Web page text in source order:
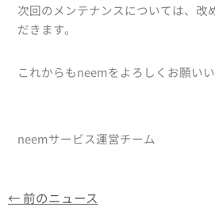
次回のメンテナンスについては、改
だきます。
これからもneemをよろしくお願いい
neemサービス運営チーム
← 前のニュース